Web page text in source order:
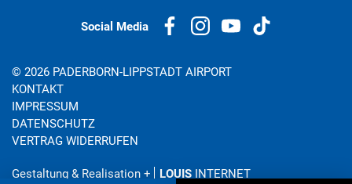
Social Media
© 2026 PADERBORN-LIPPSTADT AIRPORT
KONTAKT
IMPRESSUM
DATENSCHUTZ
VERTRAG WIDERRUFEN
Gestaltung & Realisation + LOUIS INTERNET